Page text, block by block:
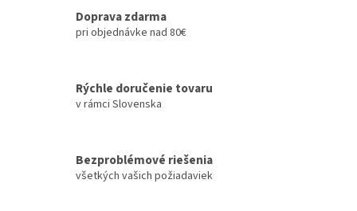
Doprava zdarma
pri objednávke nad 80€
Rýchle doručenie tovaru
v rámci Slovenska
Bezproblémové riešenia
všetkých vašich požiadaviek